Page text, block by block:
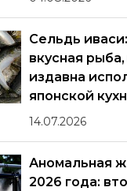
Сельдь
вкусная
издавна
японской
14.07.2026
Аномальная
2026 года: